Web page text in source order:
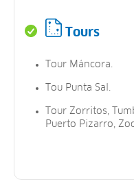
Tours
Tour Máncora.
Tou Punta Sal.
Tour Zorritos,
Puerto Pizarro,